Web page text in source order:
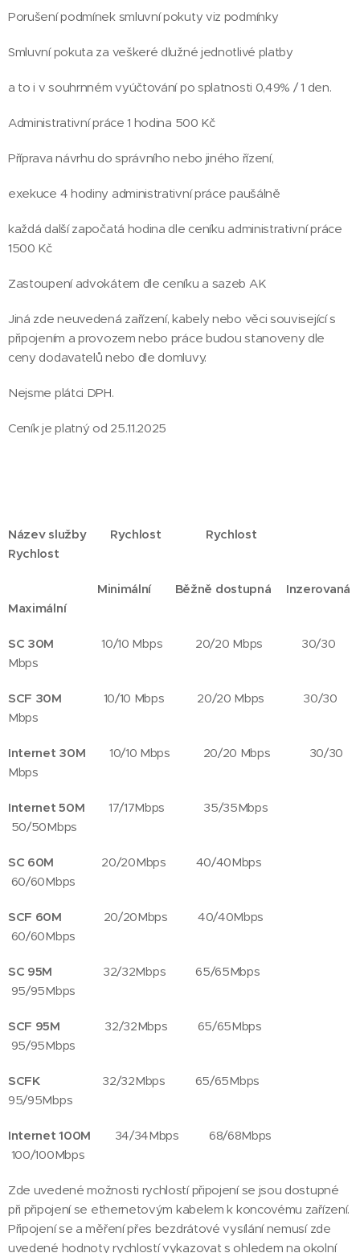
Porušení podmínek smluvní pokuty viz podmínky
Smluvní pokuta za veškeré dlužné jednotlivé platby
a to i v souhrnném vyúčtování po splatnosti 0,49% / 1 den.
Administrativní práce 1 hodina 500 Kč
Příprava návrhu do správního nebo jiného řízení,
exekuce 4 hodiny administrativní práce paušálně
každá další započatá hodina dle ceníku administrativní práce
1500 Kč
Zastoupení advokátem dle ceníku a sazeb AK
Jiná zde neuvedená zařízení, kabely nebo věci související s
připojením a provozem nebo práce budou stanoveny dle
ceny dodavatelů nebo dle domluvy.
Nejsme plátci DPH.
Ceník je platný od 25.11.2025
Název služby Rychlost Rychlost
Rychlost
Minimální Běžně dostupná Inzerovaná
Maximální
SC 30M
10/10 Mbps 20/20 Mbps 30/30
Mbps
SCF 30M
10/10 Mbps 20/20 Mbps 30/30
Mbps
Internet 30M
10/10 Mbps 20/20 Mbps 30/30
Mbps
Internet 50M
17/17Mbps 35/35Mbps
50/50Mbps
SC 60M
20/20Mbps 40/40Mbps
60/60Mbps
SCF 60M
20/20Mbps 40/40Mbps
60/60Mbps
SC 95M
32/32Mbps 65/65Mbps
95/95Mbps
SCF 95M
32/32Mbps 65/65Mbps
95/95Mbps
SCFK
32/32Mbps 65/65Mbps
95/95Mbps
Internet 100M
34/34Mbps 68/68Mbps
100/100Mbps
Zde uvedené možnosti rychlostí připojení se jsou dostupné
při připojení se ethernetovým kabelem k koncovému zařízení.
Připojení se a měření přes bezdrátové vysílání nemusí zde
uvedené hodnoty rychlostí vykazovat s ohledem na okolní